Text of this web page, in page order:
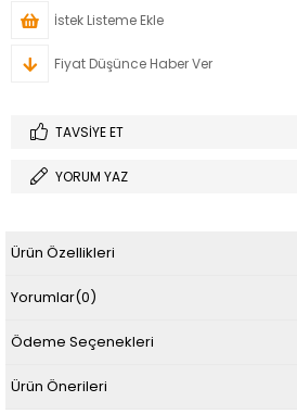
İstek Listeme Ekle
Fiyat Düşünce Haber Ver
TAVSIYE ET
YORUM YAZ
Ürün Özellikleri
Yorumlar(0)
Ödeme Seçenekleri
Ürün Önerileri